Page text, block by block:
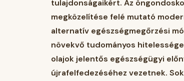
tulajdonságaikért. Az
megközelítése felé mutató
alternatív egészségmegőrzési
növekvő tudományos
olajok jelentős egészségügyi
újrafelfedezéséhez vezetnek.